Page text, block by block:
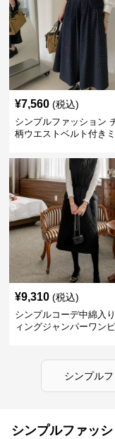
¥7,560 (税込)
シンプルファッション
柄ウエストベルト付き
¥9,310 (税込)
シンプルコーデ中綿入
ィングジャンパーワン
シンプル
シンプルファッ